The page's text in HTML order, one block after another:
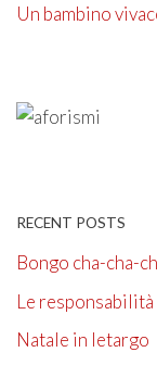
Un bambino
RECENT POSTS
Bongo cha-cha-
Le
Natale in letargo